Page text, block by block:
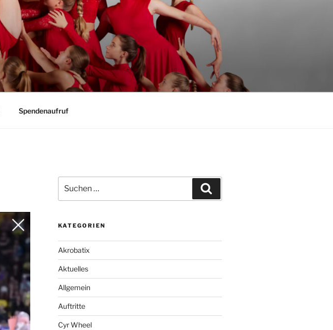
Spendenaufruf
nach:
KATEGORIEN
Akrobatix
Aktuelles
Allgemein
Auftritte
Cyr Wheel